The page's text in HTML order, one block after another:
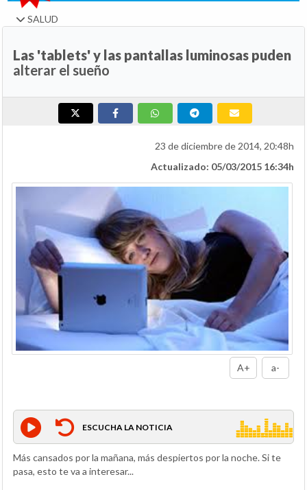
SALUD
Las 'tablets' y las pantallas luminosas puden
alterar el sueño
23 de diciembre de 2014, 20:48h
Actualizado: 05/03/2015 16:34h
A+ a-
ESCUCHA LA NOTICIA
Más cansados por la mañana, más despiertos por la noche. Si te
pasa, esto te va a interesar...